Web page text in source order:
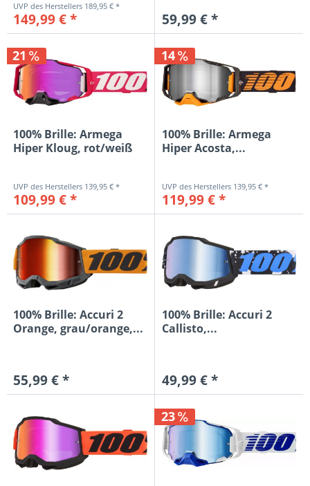
189,95 € *
149,99 € * 59,99 € *
21
100% Brille: Armega
Hiper Kloug, rot/weiß
139,95 € *
109,99 € *
14
100% Brille: Armega
Hiper Acosta,...
139,95 € *
119,99 € *
100% Brille: Accuri 2
Orange, grau/orange,...
55,99 € *
100% Brille: Accuri 2
Callisto,...
49,99 € *
23